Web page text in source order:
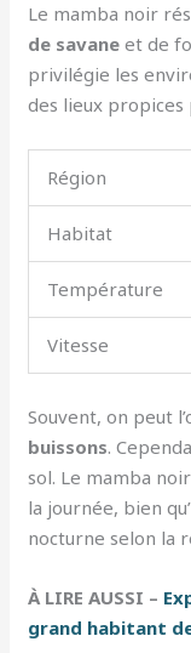
Le mamba noir
de savane et de
privilégie les
des lieux propices
Région
Habitat
Température
Vitesse
Souvent, on peut
buissons.
sol. Le mamba
la journée, bien
nocturne selon la
À LIRE AUSSI –
grand habitant